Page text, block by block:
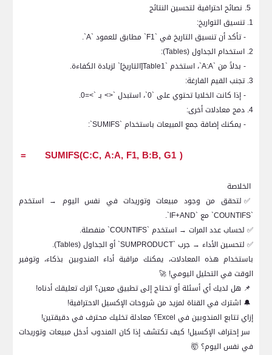
5. نصائح احترافية لتحسين النتائج
1. تنسيق التواريخ:
- تأكد أن تنسيق التاريخ في `F1` مطابق للعمود `A
`.
2. استخدام الجداول (
Tables
):
- بدلاً من `A:A`، استخدم `Table1[التاريخ]` لزيادة الكفاءة.
3. تجنب القيم الفارغة:
- إذا كانت الخلايا تحتوي على `0`، استبدل `<> بـ `>=0.
4. دمج معادلات أخرى:
- يمكنك إضافة جمع المبيعات باستخدام `SUMIFS
`:
= SUMIFS(C:C, A:A, F1, B:B, G1 (
الخلاصة
✅ لتحقق من وجود مبيعات وتوريدات في نفس اليوم → استخدم
`
COUNTIFS` مع `IF+AND
`.
✅ لحساب عدد المرات → استخدم `COUNTIFS` منفصلة.
✅ لتحسين الأداء → جرب `SUMPRODUCT` أو الجداول (Tables
).
باستخدام هذه المعادلات، يمكنك مراقبة أداء المندوبين بذكاء، وتوفير
الوقت في التحليل اليومي! 🚀
📌 هل لديك أي أسئلة أو تحتاج إلى تطبيق معين؟ اترك تعليقك أدناه!
🔔 اشترك في القناة لمزيد من شروحات الإكسيل الاحترافية!
إزاي تتابع المندوبين في Excel؟ معادلة تخليك محترف في دقيقتين!
سر إحتراف الإكسيل! كيف تكتشف إذا كان المندوب أدخل مبيعات وتوريدات
في نفس اليوم؟🤯